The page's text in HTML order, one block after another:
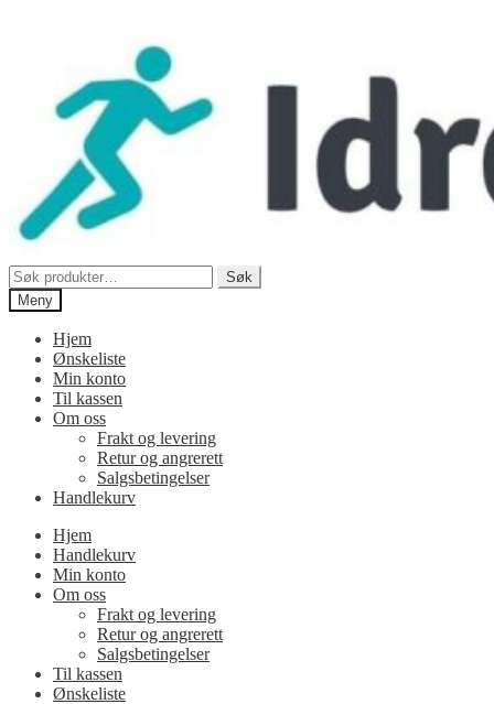
Søk
etter:
Søk
Meny
Hjem
Ønskeliste
Min konto
Til kassen
Om oss
Frakt og levering
Retur og angrerett
Salgsbetingelser
Handlekurv
Hjem
Handlekurv
Min konto
Om oss
Frakt og levering
Retur og angrerett
Salgsbetingelser
Til kassen
Ønskeliste